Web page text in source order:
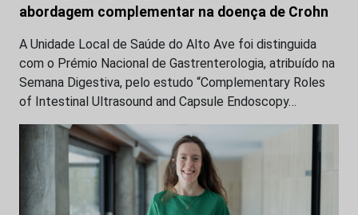
abordagem complementar na doença de Crohn
A Unidade Local de Saúde do Alto Ave foi distinguida
com o Prémio Nacional de Gastrenterologia, atribuído na
Semana Digestiva, pelo estudo “Complementary Roles
of Intestinal Ultrasound and Capsule Endoscopy…